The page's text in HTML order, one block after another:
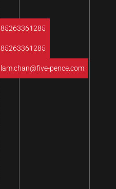
85263361285
85263361285
lam.chan@five-pence.com